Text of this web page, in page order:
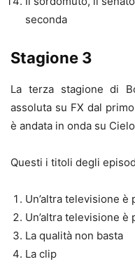
seconda
Stagione 3
La terza stagione di
assoluta su FX dal
è andata in onda su
Questi i titoli degli
Un’altra televisione
Un’altra televisione
La qualità non basta
La clip